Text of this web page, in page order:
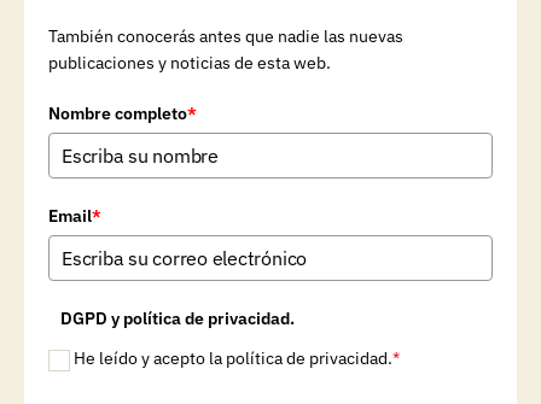
También conocerás antes que nadie las nuevas
publicaciones y noticias de esta web.
Nombre completo*
Email*
DGPD y política de privacidad.
He leído y acepto la política de privacidad.*